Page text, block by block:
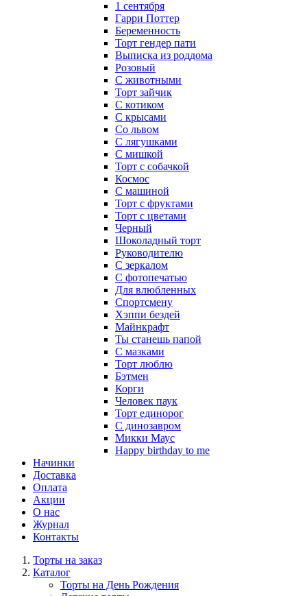
1 сентября
Гарри Поттер
Беременность
Торт гендер пати
Выписка из роддома
Розовый
С животными
Торт зайчик
С котиком
С крысами
Со львом
С лягушками
С мишкой
Торт с собачкой
Космос
С машиной
Торт с фруктами
Торт с цветами
Черный
Шоколадный торт
Руководителю
С зеркалом
С фотопечатью
Для влюбленных
Спортсмену
Хэппи бездей
Майнкрафт
Ты станешь папой
С мазками
Торт люблю
Бэтмен
Корги
Человек паук
Торт единорог
С динозавром
Микки Маус
Happy birthday to me
Начинки
Доставка
Оплата
Акции
О нас
Журнал
Контакты
Торты на заказ
Каталог
Торты на День Рождения